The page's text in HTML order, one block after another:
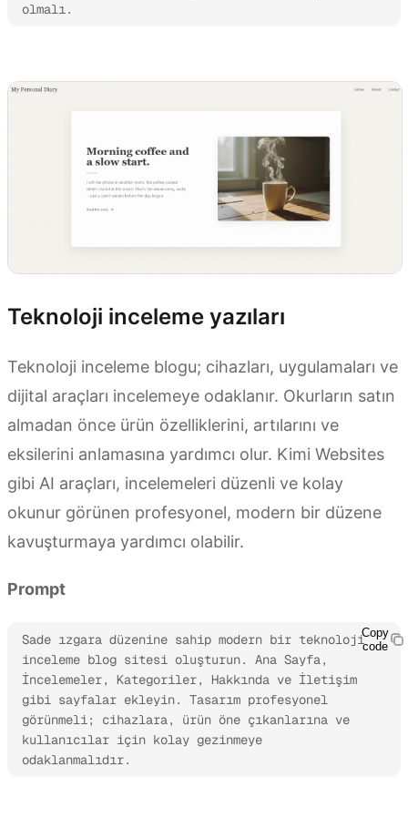
olmalı.
Teknoloji inceleme yazıları
Teknoloji inceleme blogu; cihazları, uygulamaları ve
dijital araçları incelemeye odaklanır. Okurların satın
almadan önce ürün özelliklerini, artılarını ve
eksilerini anlamasına yardımcı olur. Kimi Websites
gibi AI araçları, incelemeleri düzenli ve kolay
okunur görünen profesyonel, modern bir düzene
kavuşturmaya yardımcı olabilir.
Prompt
Sade ızgara düzenine sahip modern bir teknoloji
inceleme blog sitesi oluşturun. Ana Sayfa,
İncelemeler, Kategoriler, Hakkında ve İletişim
gibi sayfalar ekleyin. Tasarım profesyonel
görünmeli; cihazlara, ürün öne çıkanlarına ve
kullanıcılar için kolay gezinmeye
odaklanmalıdır.
Copy
code